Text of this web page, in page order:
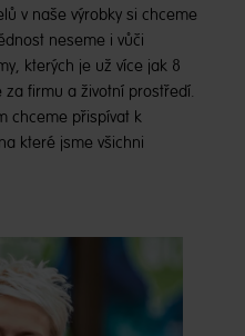
v naše výrobky si chceme
neseme i vůči
kterých je už více jak 8
firmu a životní prostředí.
chceme přispívat k
které jsme všichni